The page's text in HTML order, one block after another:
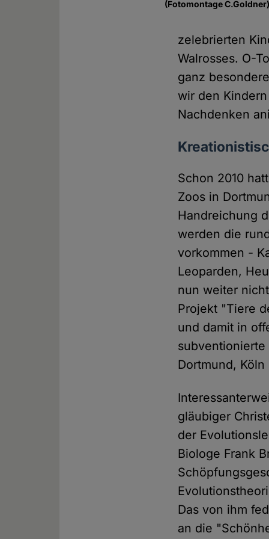
(Fotomontage C.Goldner)
zelebrierten
Walrosses. O-
ganz
wir den
Nachdenken
Schon 2010
Zoos in
Handreichung
werden die
vorkommen -
Leoparden,
nun weiter
Projekt "Tiere
und damit in
Dortmund,
gläubiger
der
Biologe Frank
Das von ihm
an die